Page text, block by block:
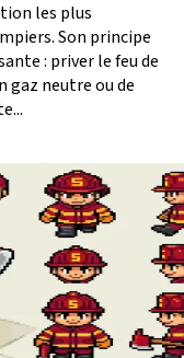
les plus
Son principe
: priver le feu de
gaz neutre ou de